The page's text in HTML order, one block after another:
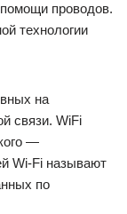
проводов.
технологии
на
связи. WiFi
—
Wi-Fi называют
по